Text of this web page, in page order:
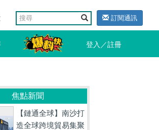
訂閱通訊
登入／註冊
焦點新聞
【鏈通全球】南沙打
造全球跨境貿易集聚